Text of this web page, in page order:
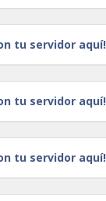
tu servidor aquí!
tu servidor aquí!
tu servidor aquí!